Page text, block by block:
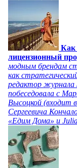
Как
лицензионный
модным брендам
как
редактор журнала
побеседовала с
Высоцкой (входит
Сергеевича
«Едим Дома» и